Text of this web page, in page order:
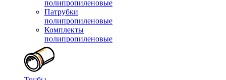
полипропиленовые
Патрубки
полипропиленовые
Комплекты
полипропиленовые